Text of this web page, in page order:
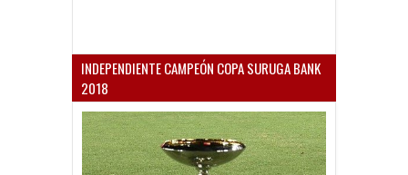
INDEPENDIENTE CAMPEÓN COPA SURUGA BANK
2018